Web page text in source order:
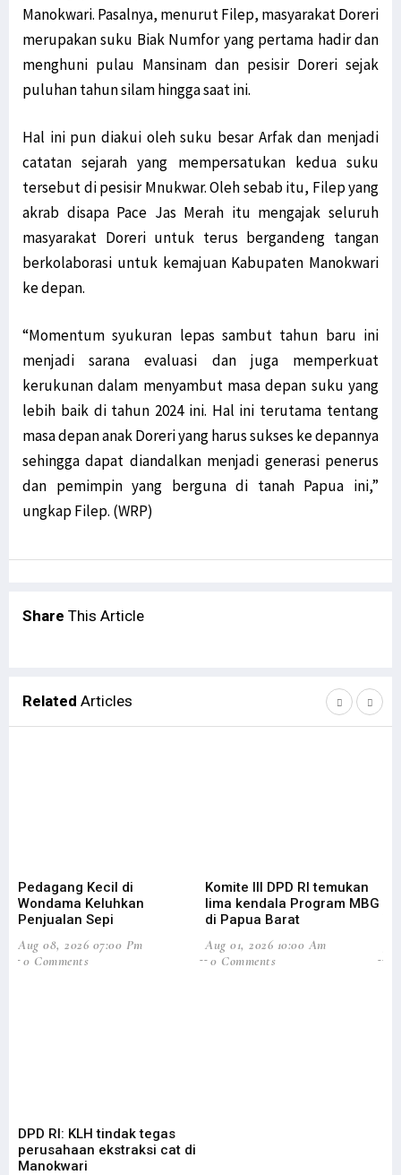
Manokwari. Pasalnya, menurut Filep, masyarakat Doreri
merupakan suku Biak Numfor yang pertama hadir dan
menghuni pulau Mansinam dan pesisir Doreri sejak
puluhan tahun silam hingga saat ini.
Hal ini pun diakui oleh suku besar Arfak dan menjadi
catatan sejarah yang mempersatukan kedua suku
tersebut di pesisir Mnukwar. Oleh sebab itu, Filep yang
akrab disapa Pace Jas Merah itu mengajak seluruh
masyarakat Doreri untuk terus bergandeng tangan
berkolaborasi untuk kemajuan Kabupaten Manokwari
ke depan.
“Momentum syukuran lepas sambut tahun baru ini
menjadi sarana evaluasi dan juga memperkuat
kerukunan dalam menyambut masa depan suku yang
lebih baik di tahun 2024 ini. Hal ini terutama tentang
masa depan anak Doreri yang harus sukses ke depannya
sehingga dapat diandalkan menjadi generasi penerus
dan pemimpin yang berguna di tanah Papua ini,”
ungkap Filep. (WRP)
Share This Article
Related Articles
Pedagang Kecil di
Wondama Keluhkan
Penjualan Sepi
Aug 08, 2026 07:00 Pm
0 Comments
Komite III DPD RI temukan
lima kendala Program MBG
di Papua Barat
Aug 01, 2026 10:00 Am
0 Comments
DPD RI: KLH tindak tegas
perusahaan ekstraksi cat di
Manokwari